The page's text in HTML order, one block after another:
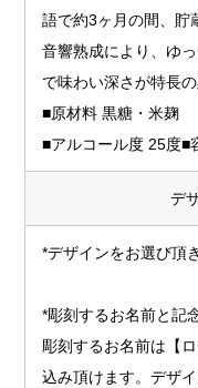
語で約3ヶ月の間、貯
音響熟成により、ゆ
で味わい深さが特長の
■原材料 黒糖・米麹
■アルコール度 25度■
デ
*デザインをお選び頂
*彫刻するお名前と記
彫刻するお名前は【
込み頂けます。デザ